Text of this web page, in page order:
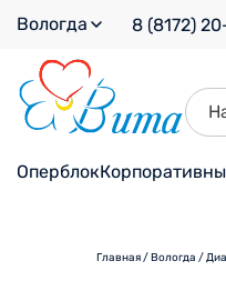
Вологда 8 (8172)
Оперблок
Главная/Вологда /